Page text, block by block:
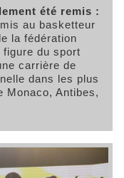
été remis :
au basketteur
la fédération
du sport
carrière de
dans les plus
Monaco, Antibes,